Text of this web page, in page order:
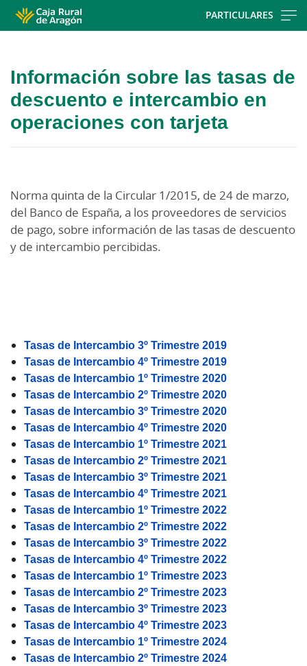
PARTICULARES
por
favor
espere...
Información sobre las tasas de
descuento e intercambio en
operaciones con tarjeta
Norma quinta de la Circular 1/2015, de 24 de marzo,
del Banco de España, a los proveedores de servicios
de pago, sobre información de las tasas de descuento
y de intercambio percibidas.
Tasas de Intercambio 3º Trimestre 2019
Tasas de Intercambio 4º Trimestre 2019
Tasas de Intercambio 1º Trimestre 2020
Tasas de Intercambio 2º Trimestre 2020
Tasas de Intercambio 3º Trimestre 2020
Tasas de Intercambio 4º Trimestre 2020
Tasas de Intercambio 1º Trimestre 2021
Tasas de Intercambio 2º Trimestre 2021
Tasas de Intercambio 3º Trimestre 2021
Tasas de Intercambio 4º Trimestre 2021
Tasas de Intercambio 1º Trimestre 2022
Tasas de Intercambio 2º Trimestre 2022
Tasas de Intercambio 3º Trimestre 2022
Tasas de Intercambio 4º Trimestre 2022
Tasas de Intercambio 1º Trimestre 2023
Tasas de Intercambio 2º Trimestre 2023
Tasas de Intercambio 3º Trimestre 2023
Tasas de Intercambio 4º Trimestre 2023
Tasas de Intercambio 1º Trimestre 2024
Tasas de Intercambio 2º Trimestre 2024